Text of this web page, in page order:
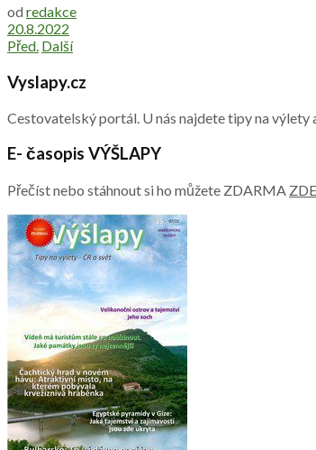
od redakce
20.8.2022
Před. Další
Vyslapy.cz
Cestovatelský portál. U nás najdete tipy na výlety
E- časopis VÝŠLAPY
Přečíst nebo stáhnout si ho můžete ZDARMA ZDE